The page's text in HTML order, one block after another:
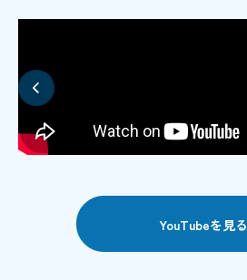
YouTubeを見る